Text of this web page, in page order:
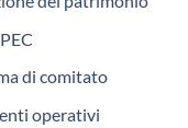
di comitato
operativi